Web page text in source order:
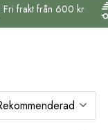
Fri fraktfrån 600 kr